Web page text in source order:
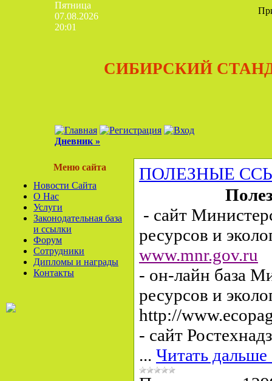
Пятница
07.08.2026
20:01
СИБИРСКИЙ
Дневник »
Меню сайта
Новости Сайта
О Нас
Услуги
Законодательная база
и ссылки
Форум
Сотрудники
Дипломы и награды
Контакты
ПОЛЕЗНЫЕ
- сайт
ресурсов и
www.mnr.gov.ru
- он-лайн база
ресурсов и
http://
- сайт
... Читать дальше